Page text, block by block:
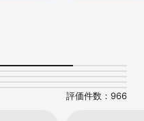
ルを連携させれば、不利な状
溜まったバフが一気に発動す
評価件数：966